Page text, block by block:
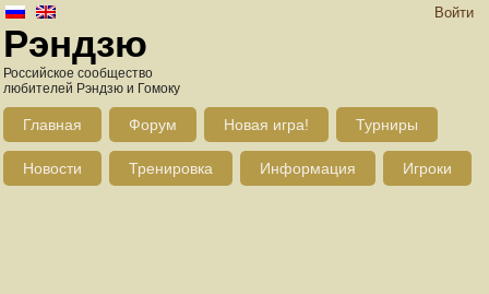
Войти
Рэндзю
Российское сообщество
любителей Рэндзю и Гомоку
Главная Форум Новая игра! Турниры
Новости Тренировка Информация Игроки